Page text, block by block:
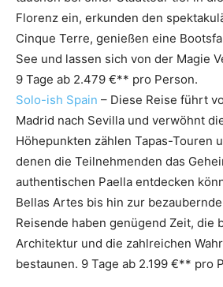
Florenz ein, erkunden den
Cinque Terre, genießen eine
See und lassen sich von der Magie
9 Tage ab 2.479 €** pro Person.
Solo-ish Spain – Diese Reise führt
Madrid nach Sevilla und verwöhnt
Höhepunkten zählen Tapas-Touren
denen die Teilnehmenden das
authentischen Paella entdecken
Bellas Artes bis hin zur
Reisende haben genügend Zeit, die
Architektur und die zahlreichen
bestaunen. 9 Tage ab 2.199 €** pro